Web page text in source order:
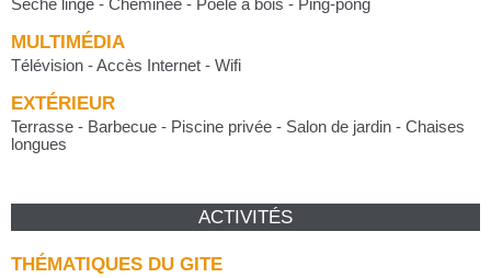
Sèche linge - Cheminée - Poêle à bois - Ping-pong
MULTIMÉDIA
Télévision - Accès Internet - Wifi
EXTÉRIEUR
Terrasse - Barbecue - Piscine privée - Salon de jardin - Chaises
longues
ACTIVITÉS
THÉMATIQUES DU GITE